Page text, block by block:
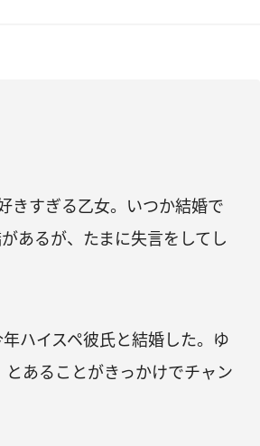
きすぎる乙女。いつか結婚で
あるが、たまに失言をしてし
ハイスペ彼氏と結婚した。ゆ
あることがきっかけでチャン